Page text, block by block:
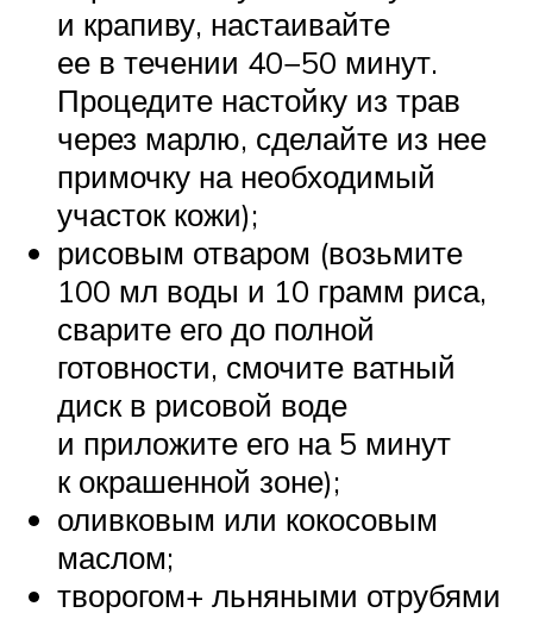
и крапиву, настаивайте
ее в течении 40−50 минут.
Процедите настойку из трав
через марлю, сделайте из нее
примочку на необходимый
участок кожи);
рисовым отваром (возьмите
100 мл воды и 10 грамм риса,
сварите его до полной
готовности, смочите ватный
диск в рисовой воде
и приложите его на 5 минут
к окрашенной зоне);
оливковым или кокосовым
маслом;
творогом+ льняными отрубями